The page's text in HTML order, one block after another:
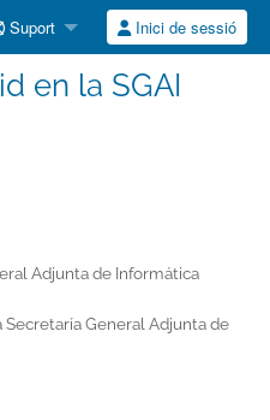
Suport Inici de sessió
en la SGAI
Adjunta de Informática
General Adjunta de